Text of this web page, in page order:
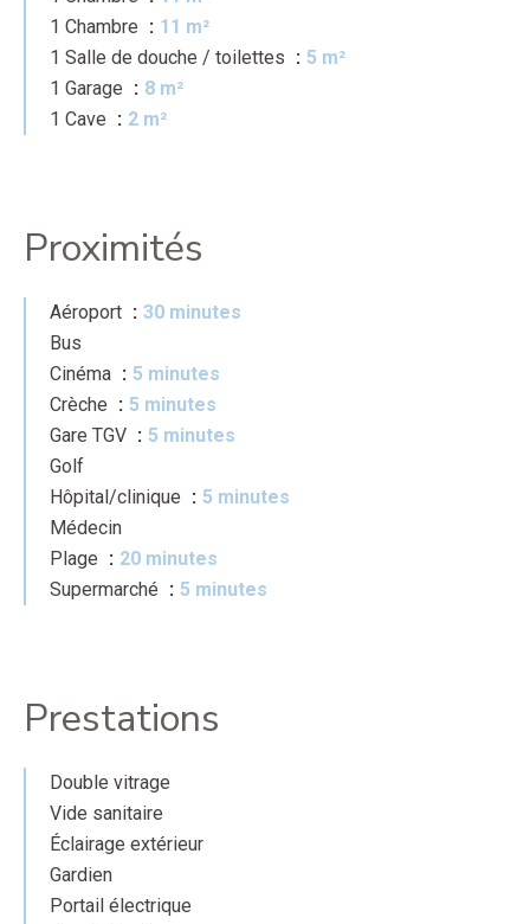
1 Chambre
11 m²
1 Salle de douche / toilettes
5 m²
1 Garage
8 m²
1 Cave
2 m²
Proximités
Aéroport
30 minutes
Bus
Cinéma
5 minutes
Crèche
5 minutes
Gare TGV
5 minutes
Golf
Hôpital/clinique
5 minutes
Médecin
Plage
20 minutes
Supermarché
5 minutes
Prestations
Double vitrage
Vide sanitaire
Éclairage extérieur
Gardien
Portail électrique